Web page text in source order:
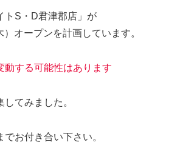
トS・D君津郡店」が
オープンを計画しています。
する可能性はあります
てみました。
お付き合い下さい。